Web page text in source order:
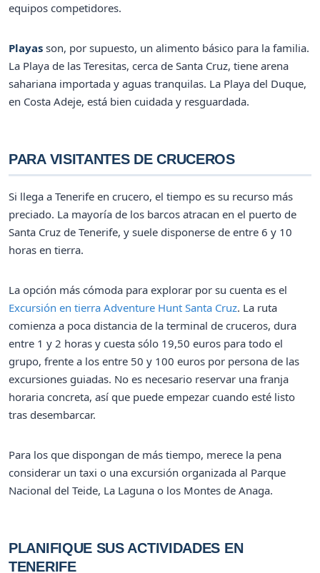
equipos competidores.
Playas son, por supuesto, un alimento básico para la familia.
La Playa de las Teresitas, cerca de Santa Cruz, tiene arena
sahariana importada y aguas tranquilas. La Playa del Duque,
en Costa Adeje, está bien cuidada y resguardada.
PARA VISITANTES DE CRUCEROS
Si llega a Tenerife en crucero, el tiempo es su recurso más
preciado. La mayoría de los barcos atracan en el puerto de
Santa Cruz de Tenerife, y suele disponerse de entre 6 y 10
horas en tierra.
La opción más cómoda para explorar por su cuenta es el
Excursión en tierra Adventure Hunt Santa Cruz. La ruta
comienza a poca distancia de la terminal de cruceros, dura
entre 1 y 2 horas y cuesta sólo 19,50 euros para todo el
grupo, frente a los entre 50 y 100 euros por persona de las
excursiones guiadas. No es necesario reservar una franja
horaria concreta, así que puede empezar cuando esté listo
tras desembarcar.
Para los que dispongan de más tiempo, merece la pena
considerar un taxi o una excursión organizada al Parque
Nacional del Teide, La Laguna o los Montes de Anaga.
PLANIFIQUE SUS ACTIVIDADES EN
TENERIFE